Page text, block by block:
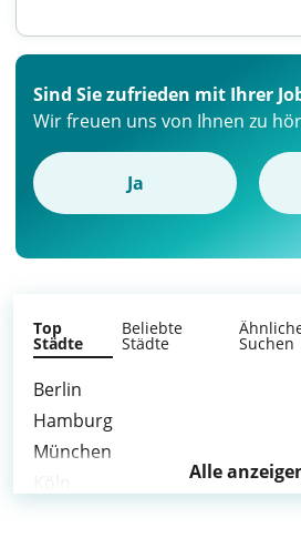
Sind Sie zufrieden mit Ihrer
Wir freuen uns von Ihnen zu
Ja
Top
Städte
Beliebte
Städte Suchen
Berlin
Hamburg
München
Alle